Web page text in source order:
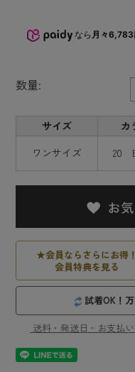
なら 月々6,783
数量:
サイズ カ
ワンサイズ
20
★会員ならさらにお得！
会員特典を見る
試着OK！
送料・発送日・お支払